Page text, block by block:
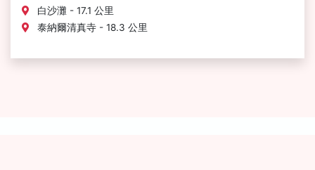
白沙灘 - 17.1 公里
泰納爾清真寺 - 18.3 公里